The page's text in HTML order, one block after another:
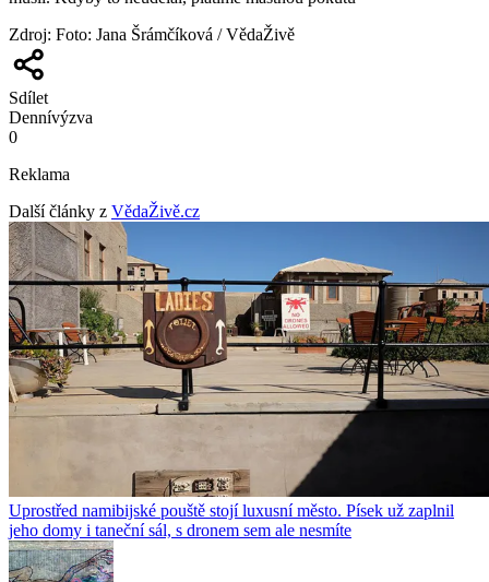
Zdroj: Foto: Jana Šrámčíková / VědaŽivě
Sdílet
Dennívýzva
0
Reklama
Další články z VědaŽivě.cz
Uprostřed namibijské pouště stojí luxusní město. Písek už zaplnil
jeho domy i taneční sál, s dronem sem ale nesmíte